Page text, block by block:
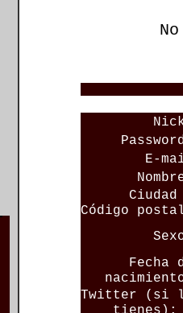
E-
Código
Fecha
Twitter (si